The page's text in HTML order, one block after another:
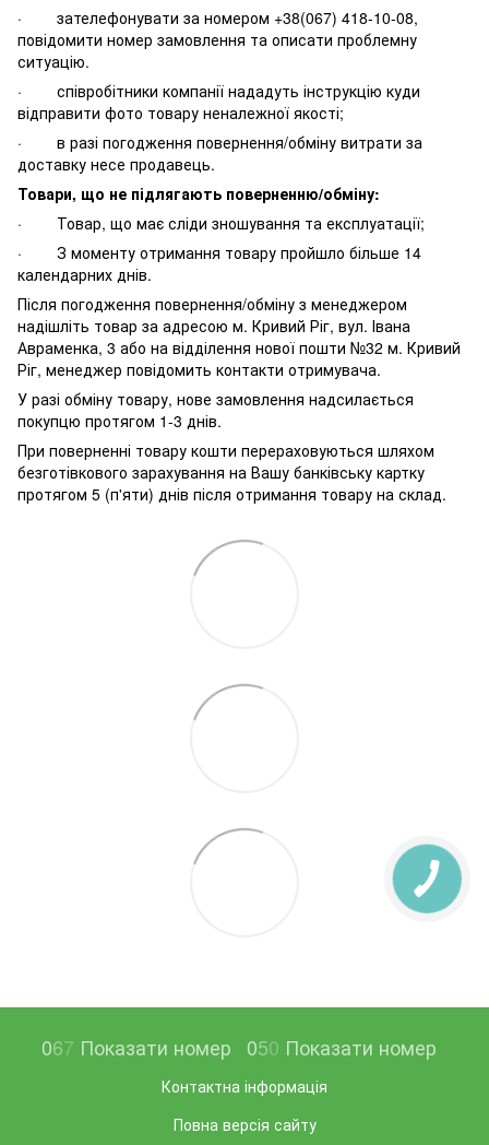
· зателефонувати за номером +38(067) 418-10-08,
повідомити номер замовлення та описати проблемну
ситуацію.
· співробітники компанії нададуть інструкцію куди
відправити фото товару неналежної якості;
· в разі погодження повернення/обміну витрати за
доставку несе продавець.
Товари, що не підлягають поверненню/обміну:
· Товар, що має сліди зношування та експлуатації;
· З моменту отримання товару пройшло більше 14
календарних днів.
Після погодження повернення/обміну з менеджером
надішліть товар за адресою м. Кривий Ріг, вул. Івана
Авраменка, 3 або на відділення нової пошти №32 м. Кривий
Ріг, менеджер повідомить контакти отримувача.
У разі обміну товару, нове замовлення надсилається
покупцю протягом 1-3 днів.
При поверненні товару кошти перераховуються шляхом
безготівкового зарахування на Вашу банківську картку
протягом 5 (п'яти) днів після отримання товару на склад.
067 Показати номер 050 Показати номер
Контактна інформація
Повна версія сайту